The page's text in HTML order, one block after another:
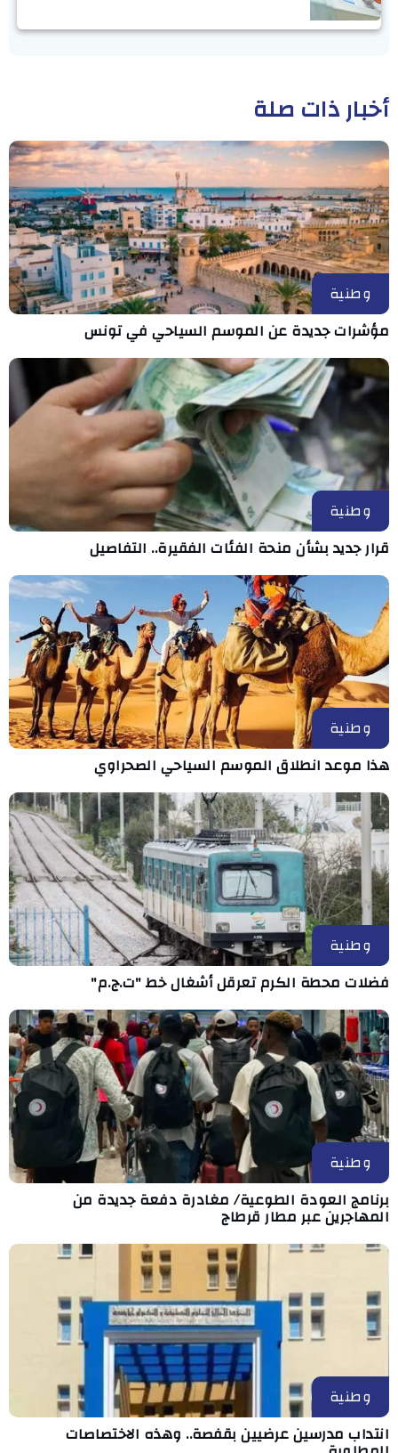
أخبار ذات صلة
وطنية
مؤشرات جديدة عن الموسم السياحي في تونس
وطنية
قرار جديد بشأن منحة الفئات الفقيرة.. التفاصيل
وطنية
هذا موعد انطلاق الموسم السياحي الصحراوي
وطنية
فضلات محطة الكرم تعرقل أشغال خط "ت.ج.م"
وطنية
برنامج العودة الطوعية/ مغادرة دفعة جديدة من
المهاجرين عبر مطار قرطاج
وطنية
انتداب مدرسين عرضيين بقفصة.. وهذه الاختصاصات